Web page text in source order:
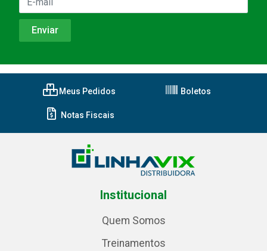
Meus Pedidos Boletos
Notas Fiscais
Institucional
Quem Somos
Treinamentos